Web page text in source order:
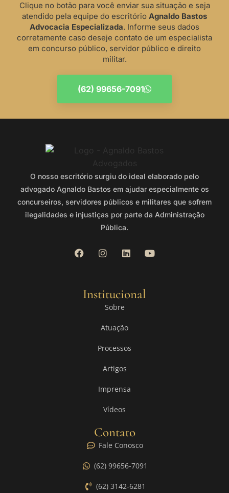
Clique no botão para você enviar sua situação e seja
atendido pela equipe do escritório Agnaldo Bastos
Advocacia Especializada. Informe seus dados
corretamente caso deseje contato de um especialista
em concurso público, servidor público e direito
militar.
(62) 99656-7091
O nosso escritório surgiu do ideal elaborado pelo
advogado Agnaldo Bastos em ajudar especialmente os
concurseiros, servidores públicos e militares que sofrem
ilegalidades e injustiças por parte da Administração
Pública.
Institucional
Sobre
Atuação
Processos
Artigos
Imprensa
Vídeos
Contato
Fale Conosco
(62) 99656-7091
(62) 3142-6281